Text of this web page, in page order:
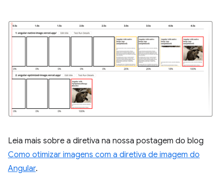
Leia mais sobre a diretiva na nossa postagem do blog
Como otimizar imagens com a diretiva de imagem do
Angular.